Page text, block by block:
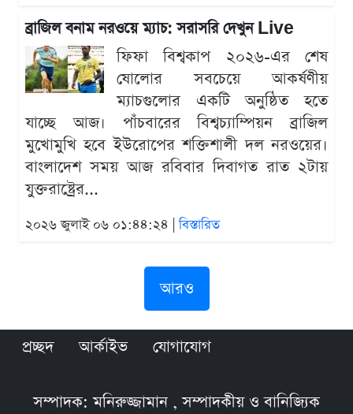
ব্রাজিল বনাম নরওয়ে ম্যাচ: সরাসরি দেখুন Live
ফিফা বিশ্বকাপ ২০২৬-এর শেষ
ষোলোর সবচেয়ে আকর্ষণীয়
ম্যাচগুলোর একটি অনুষ্ঠিত হতে
যাচ্ছে আজ। পাঁচবারের বিশ্বচ্যাম্পিয়ন ব্রাজিল
মুখোমুখি হবে ইউরোপের শক্তিশালী দল নরওয়ের।
বাংলাদেশ সময় আজ রবিবার দিবাগত রাত ২টায়
যুক্তরাষ্ট্রের...
২০২৬ জুলাই ০৬ ০১:৪৪:২৪ |বিস্তারিত
আরও
প্রচ্ছদ আর্কাইভ যোগাযোগ
সম্পাদক: মনিরুজ্জামান , সম্পাদকীয় ও বানিজ্যিক